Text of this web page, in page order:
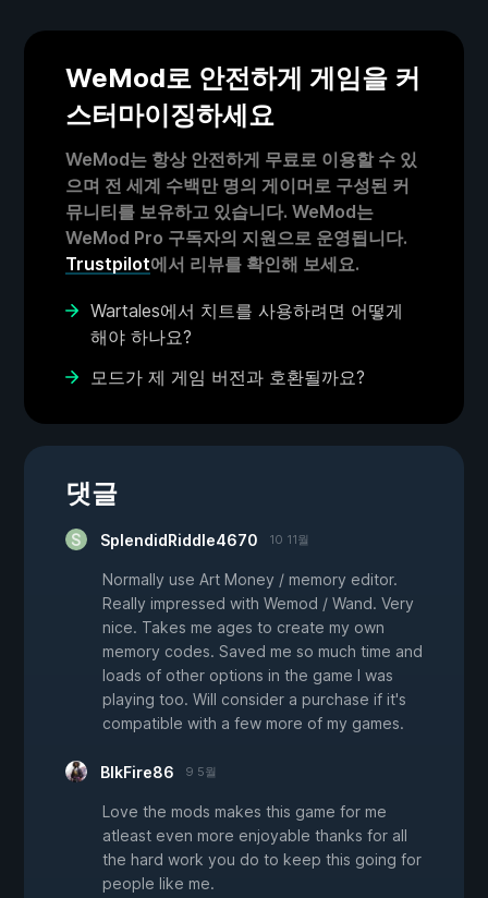
WeMod로 안전하게 게임을 커
스터마이징하세요
WeMod는 항상 안전하게 무료로 이용할 수 있
으며 전 세계 수백만 명의 게이머로 구성된 커
뮤니티를 보유하고 있습니다. WeMod는
WeMod Pro 구독자의 지원으로 운영됩니다.
Trustpilot에서 리뷰를 확인해 보세요.
Wartales에서 치트를 사용하려면 어떻게
해야 하나요?
모드가 제 게임 버전과 호환될까요?
댓글
SplendidRiddle4670 10 11월
Normally use Art Money / memory editor.
Really impressed with Wemod / Wand. Very
nice. Takes me ages to create my own
memory codes. Saved me so much time and
loads of other options in the game I was
playing too. Will consider a purchase if it's
compatible with a few more of my games.
BlkFire86 9 5월
Love the mods makes this game for me
atleast even more enjoyable thanks for all
the hard work you do to keep this going for
people like me.